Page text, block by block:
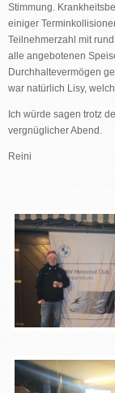
Stimmung.
einiger
Teilnehmerzahl mit
alle angebotenen
Durchhaltevermögen
war natürlich Lisy,
Ich würde sagen trotz
vergnüglicher Abend.
Reini